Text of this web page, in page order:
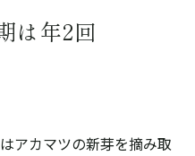
は年2回
アカマツの新芽を摘み取